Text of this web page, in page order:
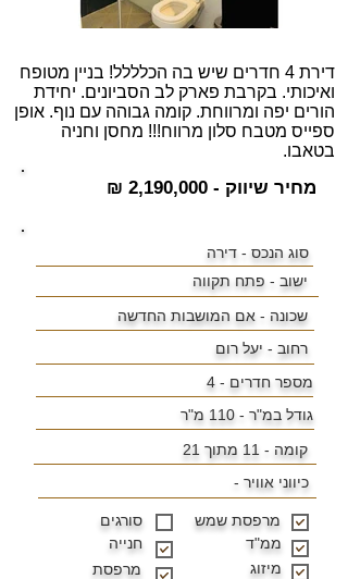
דירת 4 חדרים שיש בה הכלללל! בניין מטופח
ואיכותי. בקרבת פארק לב הסביונים. יחידת
הורים יפה ומרווחת. קומה גבוהה עם נוף. אופן
ספייס מטבח סלון מרווח!!! מחסן וחניה
בטאבו.
מחיר שיווק - 2,190,000 ₪
סוג הנכס - דירה
ישוב - פתח תקווה
שכונה - אם המושבות החדשה
רחוב - יעל רום
מספר חדרים - 4
גודל במ"ר -
קומה - 11 מתוך 21
כיווני אוויר -
סורגים
חנייה
מרפסת
מרפסת שמש
ממ"ד
מיזוג